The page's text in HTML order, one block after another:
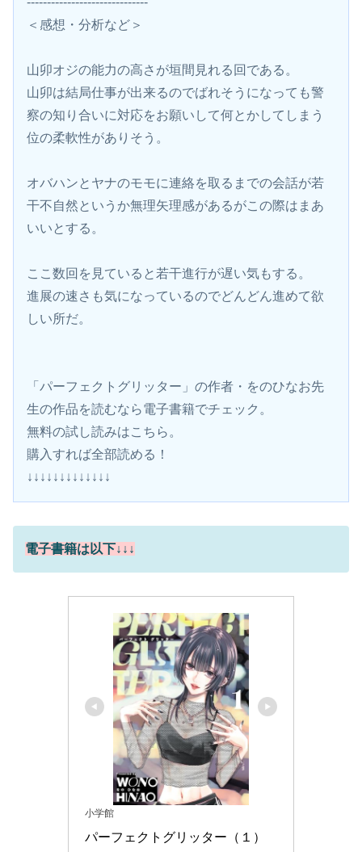
＜感想・分析など＞
山卯オジの能力の高さが垣間見れる回である。
山卯は結局仕事が出来るのでばれそうになっても警
察の知り合いに対応をお願いして何とかしてしまう
位の柔軟性がありそう。
オバハンとヤナのモモに連絡を取るまでの会話が若
干不自然というか無理矢理感があるがこの際はまあ
いいとする。
ここ数回を見ていると若干進行が遅い気もする。
進展の速さも気になっているのでどんどん進めて欲
しい所だ。
「パーフェクトグリッター」の作者・をのひなお先
生の作品を読むなら電子書籍でチェック。
無料の試し読みはこちら。
購入すれば全部読める！
↓↓↓↓↓↓↓↓↓↓↓↓↓
電子書籍は以下↓↓↓
小学館
パーフェクトグリッター（１）